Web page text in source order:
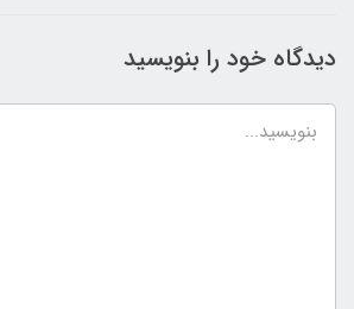
دیدگاه خود را بنویسید